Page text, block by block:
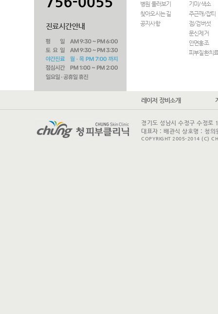
병원 둘러보기
찾아오시는 길
공지사항
기미/색소
주근깨/잡티
점/검버섯
문신제거
안면홍조
피부질환치
레이저 장비소개
경기도 성남시 수정구 수정
대표자 : 배관식 상호명 : 청
COPYRIGHT 2005-2014 (C)